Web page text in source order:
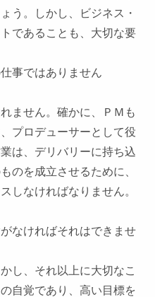
う。しかし、
ビジネス・
であることも、大切な要
事ではありません
ません。確かに、ＰＭも
プロデューサーとして役
は、デリバリーに持ち込
のを成立させるために、
しなければなりません。
なければそれはできませ
し、それ以上に大切なこ
自覚であり、高い目標を